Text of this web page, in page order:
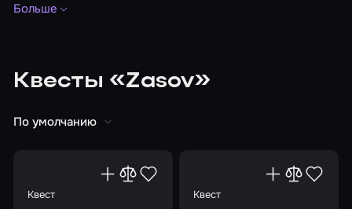
Тематика
Выживание
Джунгли
Древний Египет
Отели
Шерлок Холмс
Шпионы
Штаб-квартира
С маньяком
Паранормальные явления
Больше
Квесты «Zasov»
По умолчанию
Квест Квест